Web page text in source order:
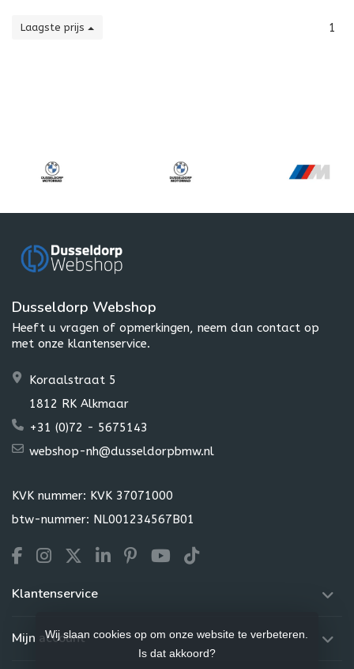
Laagste prijs 1
Dusseldorp Webshop
Heeft u vragen of opmerkingen, neem dan contact op
met onze klantenservice.
Koraalstraat 5
1812 RK Alkmaar
+31 (0)72 - 5675143
webshop-nh@dusseldorpbmw.nl
KVK nummer: KVK 37071000
btw-nummer: NL001234567B01
Klantenservice
Mijn account
Wij slaan cookies op om onze website te verbeteren.
Is dat akkoord?